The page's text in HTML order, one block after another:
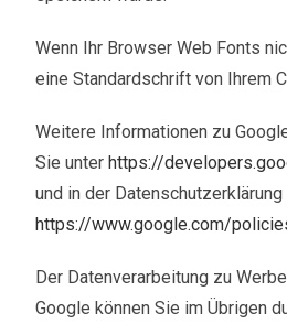
Wenn Ihr Browser Web Fonts
eine Standardschrift von Ihrem
Weitere Informationen zu
Sie unterhttps://
und in der Datenschutzerklärung
https://www.google.com/
Der Datenverarbeitung zu
Google können Sie im Übrigen